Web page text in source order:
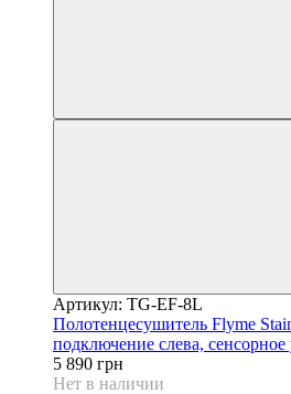
Артикул: TG-EF-8L
Полотенцесушитель Flyme
подключение слева, сенсорное
5 890 грн
Нет в наличии